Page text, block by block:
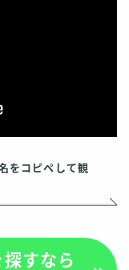
をコピペして観
探すなら